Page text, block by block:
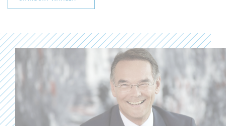
Berlin/Brandenburg
Hessen
Niedersachsen/Bremen
Nord
Nordrhein-Westfalen
Rheinland-Pfalz
Saarland
Sachsen